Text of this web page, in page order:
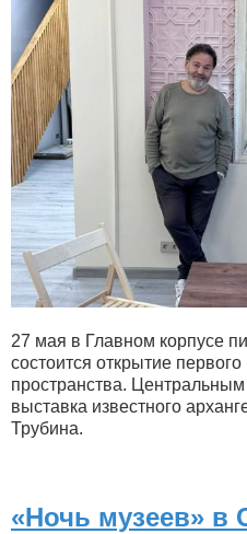
27 мая в Главном корпусе
состоится открытие
пространства.
выставка известного
Трубина.
«Ночь музеев» в